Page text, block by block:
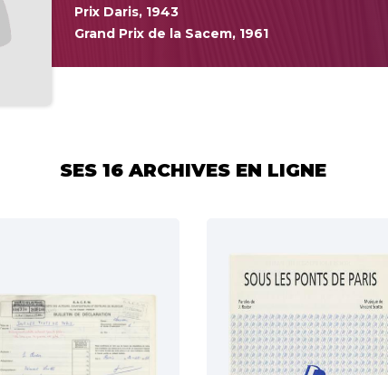
Prix Daris, 1943
Grand Prix de la Sacem, 1961
SES 16 ARCHIVES EN LIGNE